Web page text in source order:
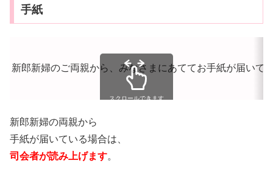
手紙
新郎新婦のご両親から、みなさまにあててお手紙が届い
スクロールできます
新郎新婦の両親から
手紙が届いている場合は、
司会者が読み上げます。